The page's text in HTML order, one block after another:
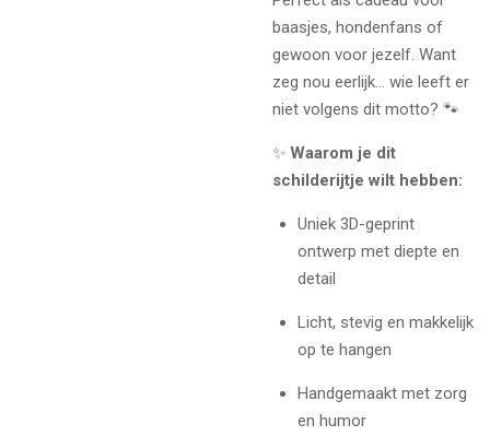
baasjes, hondenfans of
gewoon voor jezelf. Want
zeg nou eerlijk… wie leeft er
niet volgens dit motto? 🐾
✨ Waarom je dit
schilderijtje wilt hebben:
Uniek 3D-geprint
ontwerp met diepte en
detail
Licht, stevig en makkelijk
op te hangen
Handgemaakt met zorg
en humor